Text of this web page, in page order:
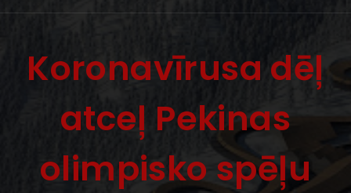
Koronavīrusa dēļ
atceļ Pekinas
olimpisko spēļu